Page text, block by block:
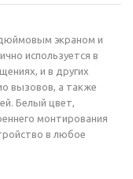
экраном и
используется в
и в других
вызовов, а также
Белый цвет,
монтирования
в любое